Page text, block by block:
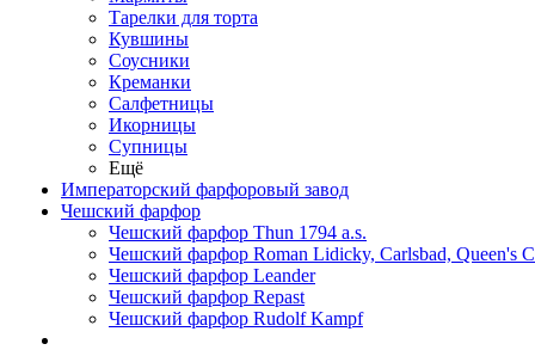
Тарелки для торта
Кувшины
Соусники
Креманки
Салфетницы
Икорницы
Супницы
Ещё
Императорский фарфоровый завод
Чешский фарфор
Чешский фарфор Thun 1794 a.s.
Чешский фарфор Roman Lidicky, Carlsbad, Queen's
Чешский фарфор Leander
Чешский фарфор Repast
Чешский фарфор Rudolf Kampf